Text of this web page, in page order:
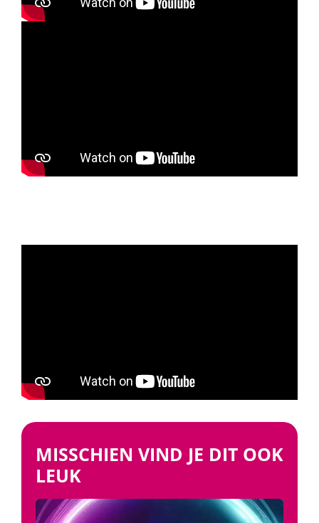
MISSCHIEN VIND JE DIT OOK
LEUK